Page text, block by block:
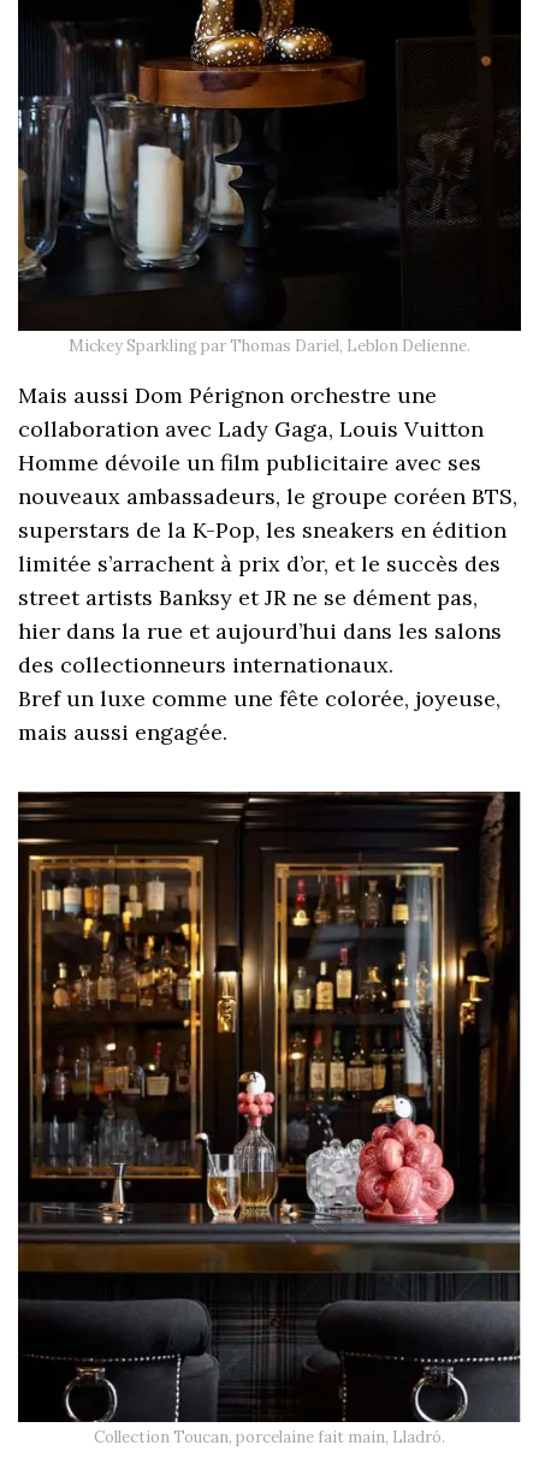
Mickey Sparkling par Thomas Dariel, Leblon Delienne.
Mais aussi Dom Pérignon orchestre une
collaboration avec Lady Gaga, Louis Vuitton
Homme dévoile un film publicitaire avec ses
nouveaux ambassadeurs, le groupe coréen BTS,
superstars de la K-Pop, les sneakers en édition
limitée s’arrachent à prix d’or, et le succès des
street artists Banksy et JR ne se dément pas,
hier dans la rue et aujourd’hui dans les salons
des collectionneurs internationaux.
Bref un luxe comme une fête colorée, joyeuse,
mais aussi engagée.
Collection Toucan, porcelaine fait main, Lladró.